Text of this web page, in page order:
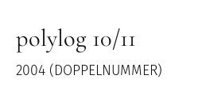
polylog 10/11
2004 (DOPPELNUMMER)